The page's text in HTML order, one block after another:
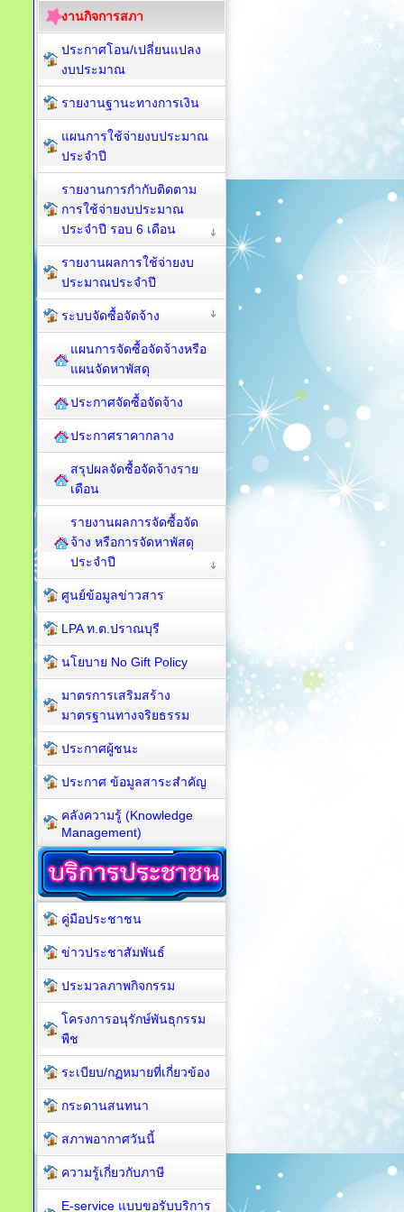
งานกิจการสภา
ประกาศโอน/เปลี่ยนแปลง
งบประมาณ
รายงานฐานะทางการเงิน
แผนการใช้จ่ายงบประมาณ
ประจำปี
รายงานการกำกับติดตาม
การใช้จ่ายงบประมาณ
ประจำปี รอบ 6 เดือน
รายงานผลการใช้จ่ายงบ
ประมาณประจำปี
ระบบจัดซื้อจัดจ้าง
แผนการจัดซื้อจัดจ้างหรือ
แผนจัดหาพัสดุ
ประกาศจัดซื้อจัดจ้าง
ประกาศราคากลาง
สรุปผลจัดซื้อจัดจ้างราย
เดือน
รายงานผลการจัดซื้อจัด
จ้าง หรือการจัดหาพัสดุ
ประจำปี
ศูนย์ข้อมูลข่าวสาร
LPA ท.ต.ปราณบุรี
นโยบาย No Gift Policy
มาตรการเสริมสร้าง
มาตรฐานทางจริยธรรม
ประกาศผู้ชนะ
ประกาศ ข้อมูลสาระสำคัญ
คลังความรู้ (Knowledge
Management)
คู่มือประชาชน
ข่าวประชาสัมพันธ์
ประมวลภาพกิจกรรม
โครงการอนุรักษ์พันธุกรรม
พืช
ระเบียบ/กฏหมายที่เกี่ยวข้อง
กระดานสนทนา
สภาพอากาศวันนี้
ความรู้เกี่ยวกับภาษี
E-service แบบขอรับบริการ